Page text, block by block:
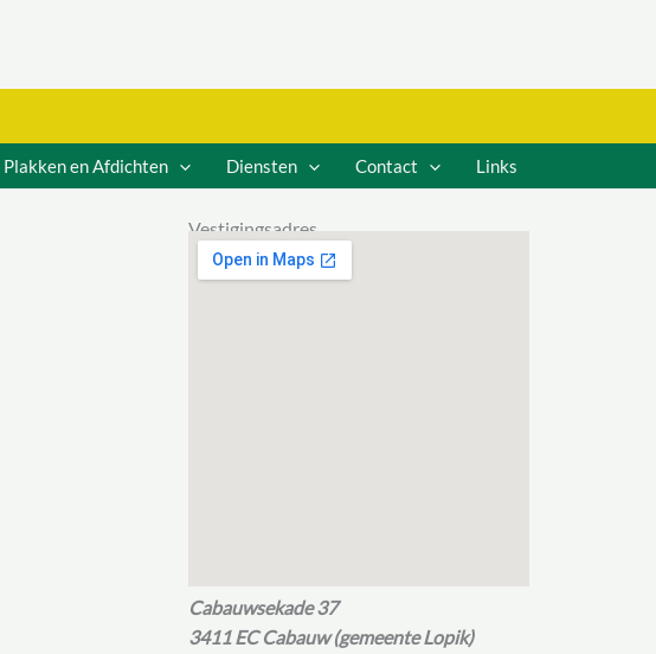
Plakken en Afdichten Diensten Contact Links
Vestigingsadres
Cabauwsekade 37
3411 EC Cabauw (gemeente Lopik)